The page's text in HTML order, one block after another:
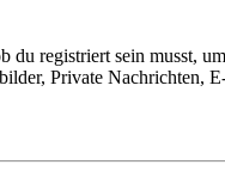
registriert sein musst,
Private Nachrichten,